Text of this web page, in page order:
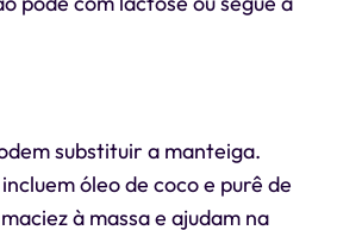
substituir a manteiga.
óleo de coco e purê de
à massa e ajudam na